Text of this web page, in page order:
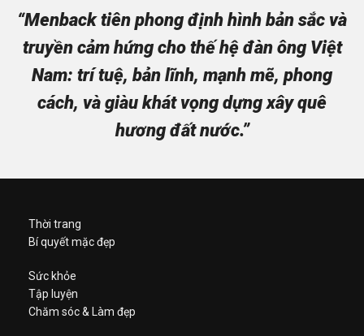
“Menback tiên phong định hình bản sắc và
truyền cảm hứng cho thế hệ đàn ông Việt
Nam: trí tuệ, bản lĩnh, mạnh mẽ, phong
cách, và giàu khát vọng dựng xây quê
hương đất nước.”
Thời trang
Bí quyết mặc đẹp
Sức khỏe
Tập luyện
Chăm sóc & Làm đẹp